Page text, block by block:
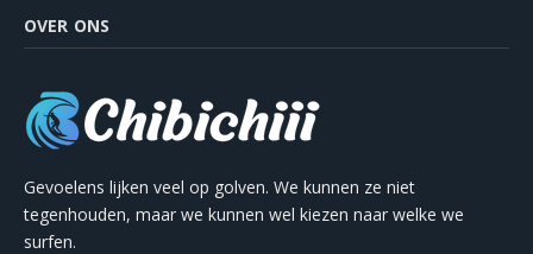
OVER ONS
Gevoelens lijken veel op golven. We kunnen ze niet
tegenhouden, maar we kunnen wel kiezen naar welke we
surfen.